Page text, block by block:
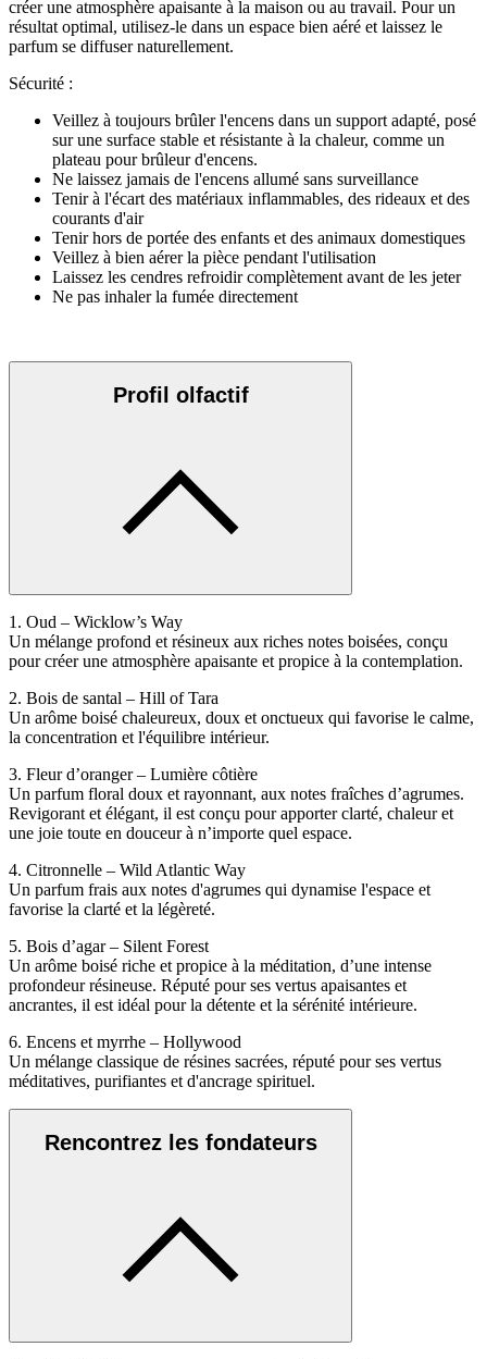
créer une atmosphère apaisante à la maison ou au travail. Pour un
résultat optimal, utilisez-le dans un espace bien aéré et laissez le
parfum se diffuser naturellement.
Sécurité :
Veillez à toujours brûler l'encens dans un support adapté, posé
sur une surface stable et résistante à la chaleur, comme un
plateau pour brûleur d'encens.
Ne laissez jamais de l'encens allumé sans surveillance
Tenir à l'écart des matériaux inflammables, des rideaux et des
courants d'air
Tenir hors de portée des enfants et des animaux domestiques
Veillez à bien aérer la pièce pendant l'utilisation
Laissez les cendres refroidir complètement avant de les jeter
Ne pas inhaler la fumée directement
Profil olfactif
1. Oud – Wicklow’s Way
Un mélange profond et résineux aux riches notes boisées, conçu
pour créer une atmosphère apaisante et propice à la contemplation.
2. Bois de santal – Hill of Tara
Un arôme boisé chaleureux, doux et onctueux qui favorise le calme,
la concentration et l'équilibre intérieur.
3. Fleur d’oranger – Lumière côtière
Un parfum floral doux et rayonnant, aux notes fraîches d’agrumes.
Revigorant et élégant, il est conçu pour apporter clarté, chaleur et
une joie toute en douceur à n’importe quel espace.
4. Citronnelle – Wild Atlantic Way
Un parfum frais aux notes d'agrumes qui dynamise l'espace et
favorise la clarté et la légèreté.
5. Bois d’agar – Silent Forest
Un arôme boisé riche et propice à la méditation, d’une intense
profondeur résineuse. Réputé pour ses vertus apaisantes et
ancrantes, il est idéal pour la détente et la sérénité intérieure.
6. Encens et myrrhe – Hollywood
Un mélange classique de résines sacrées, réputé pour ses vertus
méditatives, purifiantes et d'ancrage spirituel.
Rencontrez les fondateurs